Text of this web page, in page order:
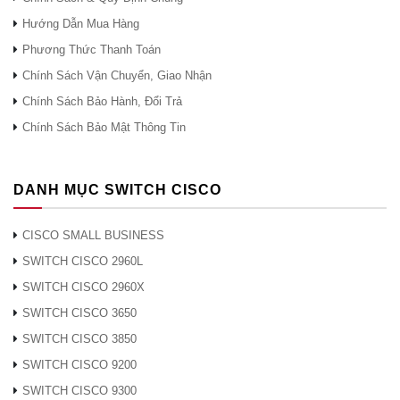
truy cập
Danh sách kiểm soát truy cập IP
Quản lý an
toàn
HTTPS, độ phức tạp của tên người dùng
/ mật khẩu
Đặc quyền
Hai cấp độ truy cập: Quản trị viên và
Giao thức
mạng
● Máy chủ giao thức cấu hình máy chủ
động (DHCP)
● Giao thức điểm-điểm qua Ethernet
● Giao thức đường hầm điểm-điểm
(PPTP)
◦ Giao thức đường hầm lớp 2 (L2TP)
Hướng Dẫn Mua Hàng
Phương Thức Thanh Toán
Chính Sách Vận Chuyển, Giao Nhận
Chính Sách Bảo Hành, Đổi Trả
Chính Sách Bảo Mật Thông Tin
DANH MỤC SWITCH CISCO
CISCO SMALL BUSINESS
SWITCH CISCO 2960L
SWITCH CISCO 2960X
SWITCH CISCO 3650
SWITCH CISCO 3850
SWITCH CISCO 9200
SWITCH CISCO 9300